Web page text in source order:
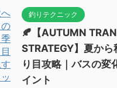
釣りテクニック
🍂【AUTUMN
STRATEGY】夏か
り目攻略｜バスの変
イント